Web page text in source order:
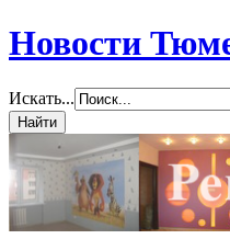
Новости
Искать...